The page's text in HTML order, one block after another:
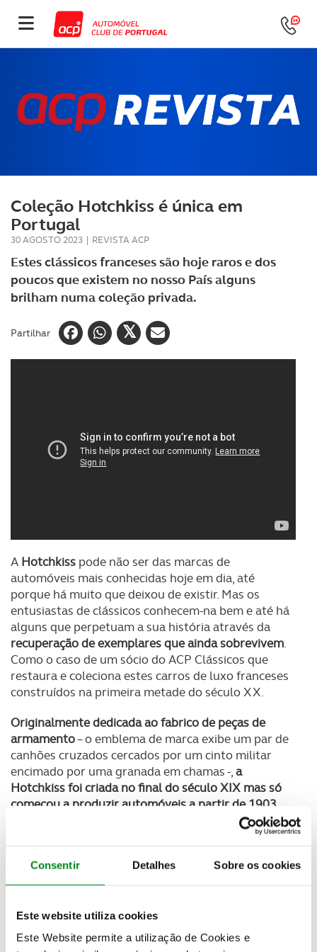
Consentir Detalhes Sobre os cookies
Este website utiliza cookies
Este Website permite a utilização de Cookies e
Coleção Hotchkiss é única em
Portugal
30 AGOSTO 2023 | REVISTA ACP
Estes clássicos franceses são hoje raros e dos
poucos que existem no nosso País alguns
brilham numa coleção privada.
Partilhar
A Hotchkiss pode não ser das marcas de
automóveis mais conhecidas hoje em dia, até
porque há muito que deixou de existir. Mas os
entusiastas de clássicos conhecem-na bem e até há
alguns que perpetuam a sua história através da
recuperação de exemplares que ainda sobrevivem.
Como o caso de um sócio do ACP Clássicos que
restaura e coleciona estes carros de luxo franceses
construídos na primeira metade do século XX.
Originalmente dedicada ao fabrico de peças de
armamento– o emblema de marca exibe um par de
canhões cruzados cercados por um cinto militar
encimado por uma granada em chamas -,a
Hotchkiss foi criada no final do século XIX mas só
começou a produzir automóveis a partir de 1903
, os
automóveis Hotchkiss apostaram mais numa
estética conservadora e agradaram especialmente à
classe média alta durante o seu tempo de produção.
conquistarem muitas vitórias na competição
o Rally de Monte Carlo nos anos de 1932, 1933,
1934, 1939, 1949 e 1950.